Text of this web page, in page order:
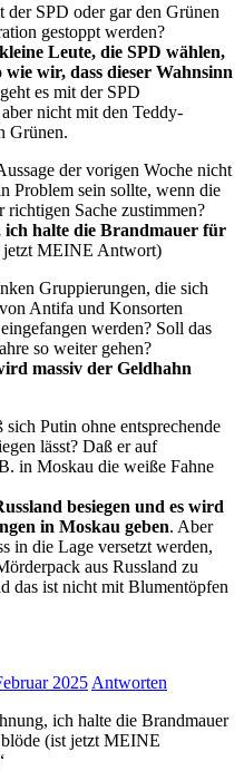
SPD oder gar den Grünen
gestoppt werden?
Leute, die SPD wählen,
wie wir, dass dieser Wahnsinn
es mit der SPD
nicht mit den Teddy-
Grünen.
der vorigen Woche nicht
Problem sein sollte, wenn die
richtigen Sache zustimmen?
ich halte die Brandmauer für
jetzt MEINE Antwort)
Gruppierungen, die sich
Antifa und Konsorten
werden? Soll das
so weiter gehen?
massiv der Geldhahn
Putin ohne entsprechende
lässt? Daß er auf
in Moskau die weiße Fahne
besiegen und es wird
in Moskau geben. Aber
in die Lage versetzt werden,
aus Russland zu
das ist nicht mit Blumentöpfen
2025 Antworten
ich halte die Brandmauer
(ist jetzt MEINE